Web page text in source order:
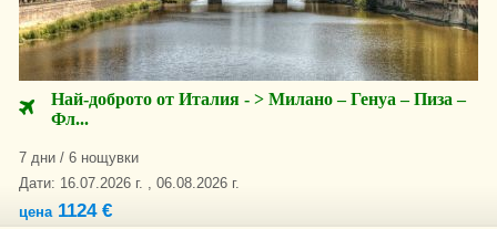
Най-доброто от Италия - > Милано – Генуа – Пиза –
Фл...
7 дни / 6 нощувки
Дати: 16.07.2026 г. , 06.08.2026 г.
цена1124 €